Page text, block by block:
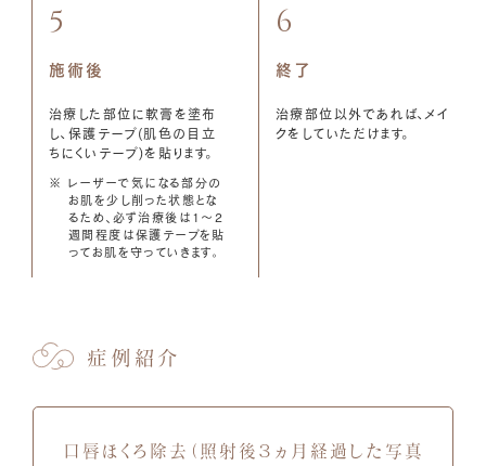
5
施術後
治療した部位に軟膏を塗布
し、保護テープ(肌色の目立
ちにくいテープ)を貼ります。
※ レーザーで気になる部分の
お肌を少し削った状態とな
るため、必ず治療後は1～2
週間程度は保護テープを貼
ってお肌を守っていきます。
6
終了
治療部位以外であれば、メイ
クをしていただけます。
症例紹介
口唇ほくろ除去（照射後３ヵ月経過した写真